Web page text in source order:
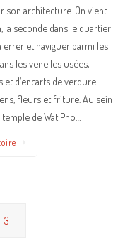
son architecture. On vient
la seconde dans le quartier
errer et naviguer parmi les
les venelles usées,
d’encarts de verdure.
fleurs et friture. Au sein
de Wat Pho…
3